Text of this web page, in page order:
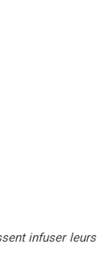
infuser leurs